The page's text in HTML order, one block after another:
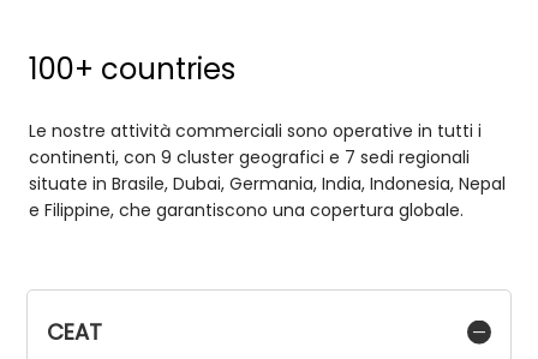
100+ countries
Le nostre attività commerciali sono operative in tutti i
continenti, con 9 cluster geografici e 7 sedi regionali
situate in Brasile, Dubai, Germania, India, Indonesia, Nepal
e Filippine, che garantiscono una copertura globale.
CEAT